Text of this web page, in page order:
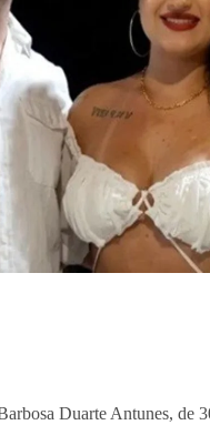
Duarte Antunes, de